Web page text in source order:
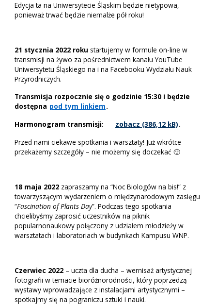
Edycja ta na Uniwersytecie Śląskim będzie nietypowa,
ponieważ trwać będzie niemalże pół roku!
21 stycznia 2022 roku startujemy w formule on-line w
transmisji na żywo za pośrednictwem kanału YouTube
Uniwersytetu Śląskiego na i na Facebooku Wydziału Nauk
Przyrodniczych.
Transmisja rozpocznie się o godzinie 15:30 i będzie
dostępna pod tym linkiem.
Harmonogram transmisji:
zobacz
.
Przed nami ciekawe spotkania i warsztaty! Już wkrótce
przekażemy szczegóły – nie możemy się doczekać 🙂
18 maja 2022 zapraszamy na “Noc Biologów na bis!” z
towarzyszącym wydarzeniem o międzynarodowym zasięgu
“Fascination of Plants Day”. Podczas tego spotkania
chcielibyśmy zaprosić uczestników na piknik
popularnonaukowy połączony z udziałem młodzieży w
warsztatach i laboratoriach w budynkach Kampusu WNP.
Czerwiec 2022 – uczta dla ducha – wernisaż artystycznej
fotografii w temacie bioróżnorodności, który poprzedzą
wystawy wprowadzające z instalacjami artystycznymi –
spotkajmy się na pograniczu sztuki i nauki.